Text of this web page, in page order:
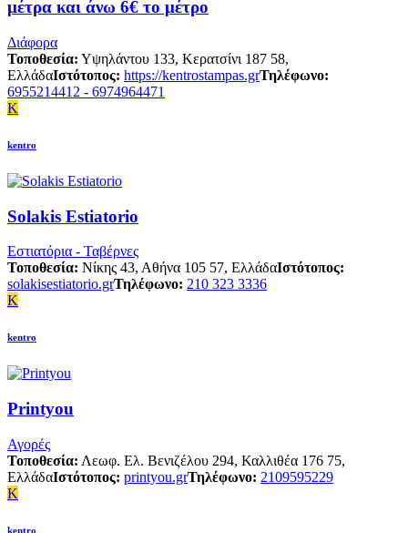
μέτρα και άνω 6€ το μέτρο
Διάφορα
Τοποθεσία: Υψηλάντου 133, Κερατσίνι 187 58,
ΕλλάδαΙστότοπος: https://kentrostampas.grΤηλέφωνο:
6955214412 - 6974964471
K
kentro
Solakis Estiatorio
Εστιατόρια - Ταβέρνες
Τοποθεσία: Νίκης 43, Αθήνα 105 57, ΕλλάδαΙστότοπος:
solakisestiatorio.grΤηλέφωνο: 210 323 3336
K
kentro
Printyou
Αγορές
Τοποθεσία: Λεωφ. Ελ. Βενιζέλου 294, Καλλιθέα 176 75,
ΕλλάδαΙστότοπος: printyou.grΤηλέφωνο: 2109595229
K
kentro